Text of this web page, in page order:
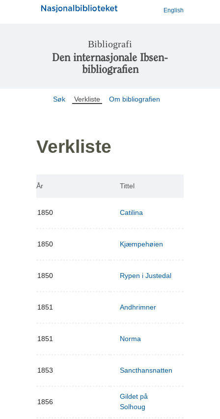
English
Bibliografi
Den internasjonale Ibsen-
bibliografien
Søk Verkliste Om bibliografien
Verkliste
År Tittel
1850 Catilina
1850 Kjæmpehøien
1850 Rypen i Justedal
1851 Andhrimner
1851 Norma
1853 Sancthansnatten
1856
Gildet på
Solhoug